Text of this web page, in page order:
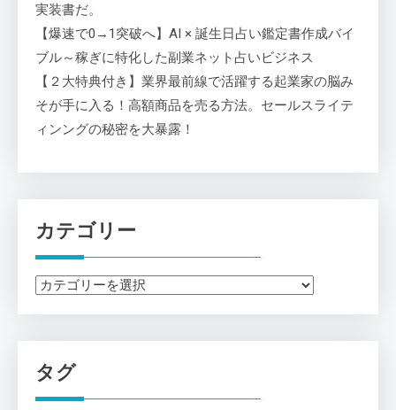
実装書だ。
【爆速で0→1突破へ】AI × 誕生日占い鑑定書作成バイ
ブル～稼ぎに特化した副業ネット占いビジネス
【２大特典付き】業界最前線で活躍する起業家の脳み
そが手に入る！高額商品を売る方法。セールスライテ
ィンングの秘密を大暴露！
カテゴリー
カ
ー
タグ